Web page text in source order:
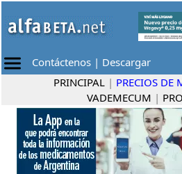
Contáctenos | Descargar
PRINCIPAL | PRECIOS DE
VADEMECUM |